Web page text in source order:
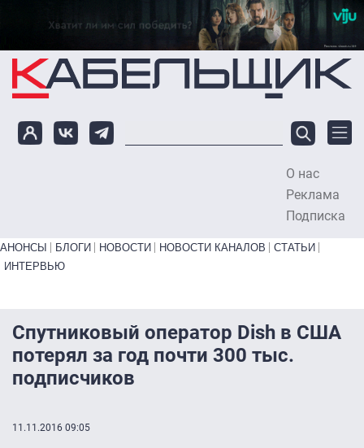
Перейти к основному содержанию
О нас
Реклама
Подписка
Primary links bottom
АНОНСЫ БЛОГИ НОВОСТИ НОВОСТИ КАНАЛОВ
СТАТЬИ
ИНТЕРВЬЮ
Спутниковый оператор Dish в США
потерял за год почти 300 тыс.
подписчиков
11.11.2016 09:05